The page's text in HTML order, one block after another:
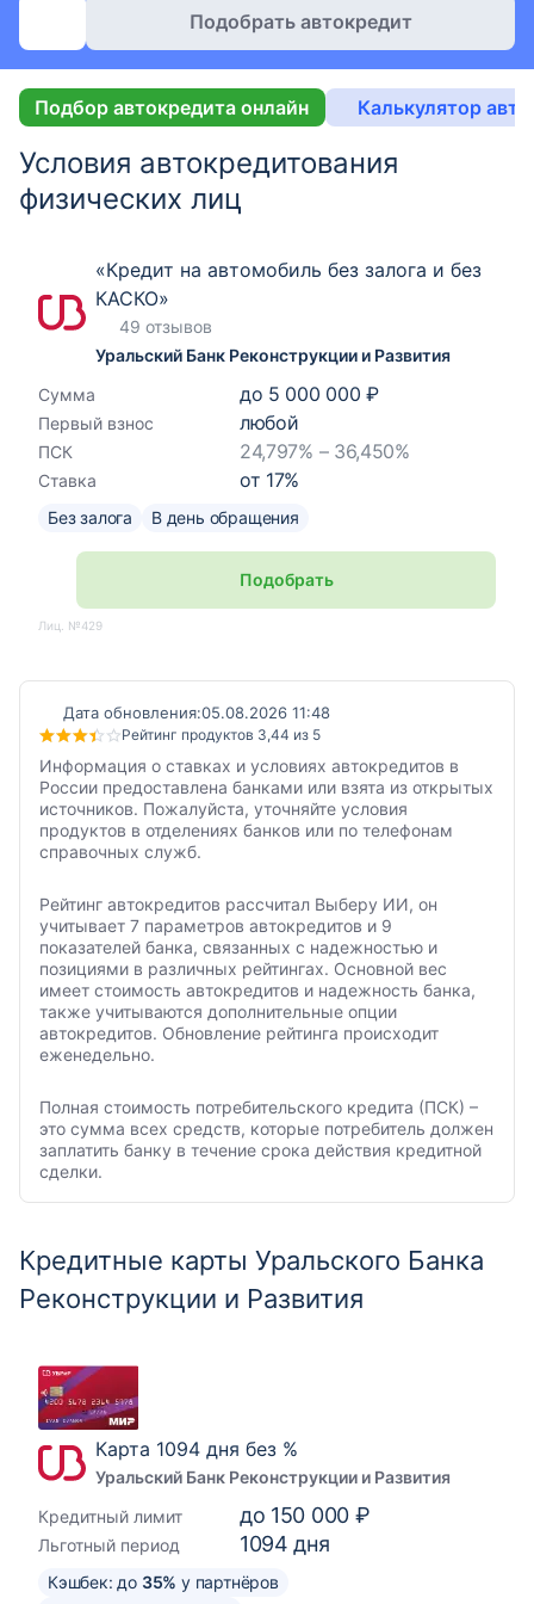
Подобрать автокредит
Подбор автокредита онлайн Калькулятор
Условия автокредитования
физических лиц
«Кредит на автомобиль без залога и без
КАСКО»
49 отзывов
Уральский Банк Реконструкции и Развития
Сумма
до 5 000 000 ₽
Первый взнос любой
ПСК 24,797% – 36,450%
Ставка от 17%
Без залога В день обращения
Подобрать
Лиц. №429
Дата обновления:05.08.2026 11:48
Рейтинг продуктов 3,44 из 5
Информация о ставках и условиях автокредитов в
России предоставлена банками или взята из открытых
источников. Пожалуйста, уточняйте условия
продуктов в отделениях банков или по телефонам
справочных служб.
Рейтинг автокредитов рассчитал Выберу ИИ, он
учитывает 7 параметров автокредитов и 9
показателей банка, связанных с надежностью и
позициями в различных рейтингах. Основной вес
имеет стоимость автокредитов и надежность банка,
также учитываются дополнительные опции
автокредитов. Обновление рейтинга происходит
еженедельно.
Полная стоимость потребительского кредита (ПСК) –
это сумма всех средств, которые потребитель должен
заплатить банку в течение срока действия кредитной
сделки.
Кредитные карты Уральского Банка
Реконструкции и Развития
Карта 1094 дня без %
Уральский Банк Реконструкции и Развития
Кредитный лимит
до 150 000 ₽
Льготный период 1094 дня
Кэшбек: до 35% у партнёров